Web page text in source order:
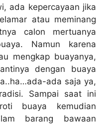
ada kepercayaan jika
atau meminang
calon mertuanya
Namun karena
mengkap buayanya,
dengan buaya
ada saja ya,
Sampai saat ini
buaya kemudian
barang bawaan